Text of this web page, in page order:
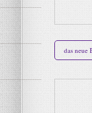
das neue